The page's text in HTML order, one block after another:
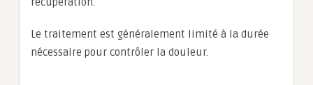
Le traitement est généralement limité à la durée
nécessaire pour contrôler la douleur.